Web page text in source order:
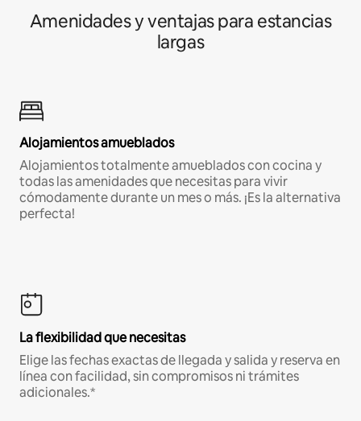
Amenidades y ventajas para estancias
largas
Alojamientos amueblados
Alojamientos totalmente amueblados con cocina y
todas las amenidades que necesitas para vivir
cómodamente durante un mes o más. ¡Es la alternativa
perfecta!
La flexibilidad que necesitas
Elige las fechas exactas de llegada y salida y reserva en
línea con facilidad, sin compromisos ni trámites
adicionales.*